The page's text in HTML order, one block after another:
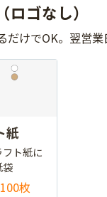
ゴなし）
だけでOK。翌営業
紙
ト紙に
袋
枚